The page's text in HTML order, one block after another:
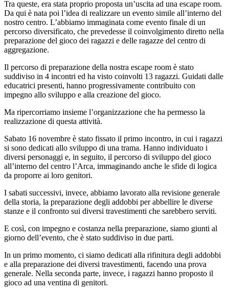
Tra queste, era stata proprio proposta un’uscita ad una escape room.
Da qui è nata poi l’idea di realizzare un evento simile all’interno del
nostro centro. L’abbiamo immaginata come evento finale di un
percorso diversificato, che prevedesse il coinvolgimento diretto nella
preparazione del gioco dei ragazzi e delle ragazze del centro di
aggregazione.
Il percorso di preparazione della nostra escape room è stato
suddiviso in 4 incontri ed ha visto coinvolti 13 ragazzi. Guidati dalle
educatrici presenti, hanno progressivamente contribuito con
impegno allo sviluppo e alla creazione del gioco.
Ma ripercorriamo insieme l’organizzazione che ha permesso la
realizzazione di questa attività.
Sabato 16 novembre è stato fissato il primo incontro, in cui i ragazzi
si sono dedicati allo sviluppo di una trama. Hanno individuato i
diversi personaggi e, in seguito, il percorso di sviluppo del gioco
all’interno del centro l’Arca, immaginando anche le sfide di logica
da proporre ai loro genitori.
I sabati successivi, invece, abbiamo lavorato alla revisione generale
della storia, la preparazione degli addobbi per abbellire le diverse
stanze e il confronto sui diversi travestimenti che sarebbero serviti.
E così, con impegno e costanza nella preparazione, siamo giunti al
giorno dell’evento, che è stato suddiviso in due parti.
In un primo momento, ci siamo dedicati alla rifinitura degli addobbi
e alla preparazione dei diversi travestimenti, facendo una prova
generale. Nella seconda parte, invece, i ragazzi hanno proposto il
gioco ad una ventina di genitori.